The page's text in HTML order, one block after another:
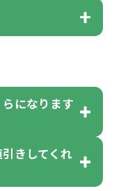
、何個でも
印刷をされる
て参ります。
個単位で前
ましては商
注文した場
ルは、制作
ご確認・ご検
ております
（破損、故
になります
金の計算方法
きしてくれ